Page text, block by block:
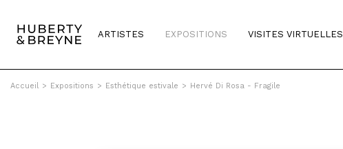
ARTISTES EXPOSITIONS VISITES VIRTUELLES
Accueil > Expositions > Esthétique estivale > Hervé Di Rosa - Fragile